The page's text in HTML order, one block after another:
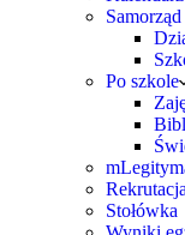
Po szkole
Stołówka